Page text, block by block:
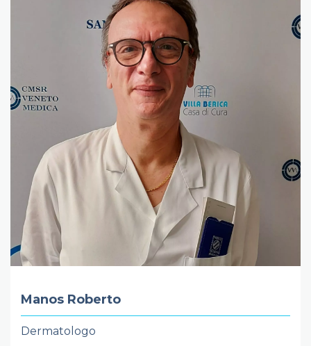
Manos Roberto
Dermatologo